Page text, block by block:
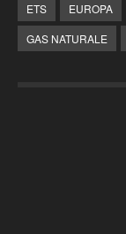
ETS
EUROPA
GAS NATURALE